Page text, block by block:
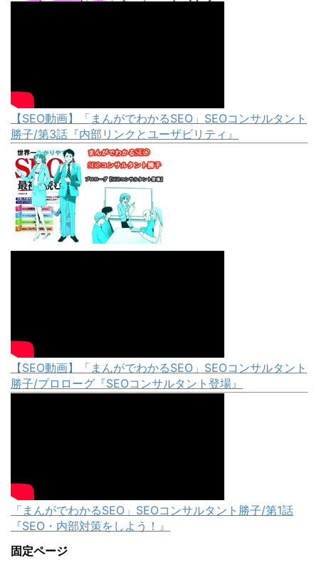
【SEO動画】「まんがでわかるSEO」SEOコンサルタント
勝子/第3話『内部リンクとユーザビリティ』
【SEO動画】「まんがでわかるSEO」SEOコンサルタント
勝子/プロローグ『SEOコンサルタント登場』
「まんがでわかるSEO」SEOコンサルタント勝子/第1話
『SEO・内部対策をしよう！』
固定ページ